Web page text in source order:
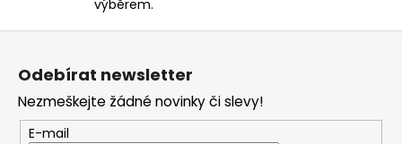
ý
u
výběrem.
Odebírat newsletter
Nezmeškejte žádné novinky či slevy!
E-mail